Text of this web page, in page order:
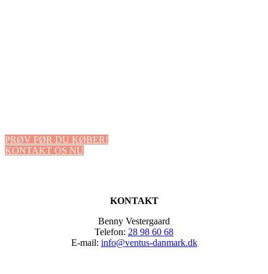
PRØV FØR DU KØBER!
KONTAKT OS NU
KONTAKT
Benny Vestergaard
Telefon: 28 98 60 68
E-mail: info@ventus-danmark.dk